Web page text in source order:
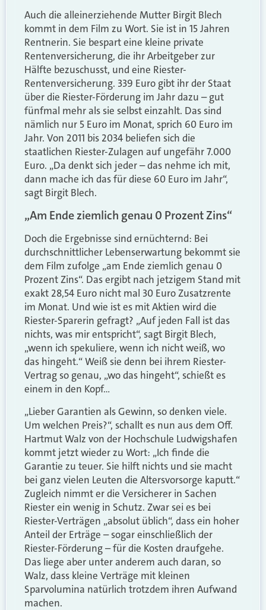
Auch die alleinerziehende Mutter Birgit Blech
kommt in dem Film zu Wort. Sie ist in 15 Jahren
Rentnerin. Sie bespart eine kleine private
Rentenversicherung, die ihr Arbeitgeber zur
Hälfte bezuschusst, und eine Riester-
Rentenversicherung. 339 Euro gibt ihr der Staat
über die Riester-Förderung im Jahr dazu – gut
fünfmal mehr als sie selbst einzahlt. Das sind
nämlich nur 5 Euro im Monat, sprich 60 Euro im
Jahr. Von 2011 bis 2034 beliefen sich die
staatlichen Riester-Zulagen auf ungefähr 7.000
Euro. „Da denkt sich jeder – das nehme ich mit,
dann mache ich das für diese 60 Euro im Jahr“,
sagt Birgit Blech.
„Am Ende ziemlich genau 0 Prozent Zins“
Doch die Ergebnisse sind ernüchternd: Bei
durchschnittlicher Lebenserwartung bekommt sie
dem Film zufolge „am Ende ziemlich genau 0
Prozent Zins“. Das ergibt nach jetzigem Stand mit
exakt 28,54 Euro nicht mal 30 Euro Zusatzrente
im Monat. Und wie ist es mit Aktien wird die
Riester-Sparerin gefragt? „Auf jeden Fall ist das
nichts, was mir entspricht“, sagt Birgit Blech,
„wenn ich spekuliere, wenn ich nicht weiß, wo
das hingeht.“ Weiß sie denn bei ihrem Riester-
Vertrag so genau, „wo das hingeht“, schießt es
einem in den Kopf…
„Lieber Garantien als Gewinn, so denken viele.
Um welchen Preis?“, schallt es nun aus dem Off.
Hartmut Walz von der Hochschule Ludwigshafen
kommt jetzt wieder zu Wort: „Ich finde die
Garantie zu teuer. Sie hilft nichts und sie macht
bei ganz vielen Leuten die Altersvorsorge kaputt.“
Zugleich nimmt er die Versicherer in Sachen
Riester ein wenig in Schutz. Zwar sei es bei
Riester-Verträgen „absolut üblich“, dass ein hoher
Anteil der Erträge – sogar einschließlich der
Riester-Förderung – für die Kosten draufgehe.
Das liege aber unter anderem auch daran, so
Walz, dass kleine Verträge mit kleinen
Sparvolumina natürlich trotzdem ihren Aufwand
machen.